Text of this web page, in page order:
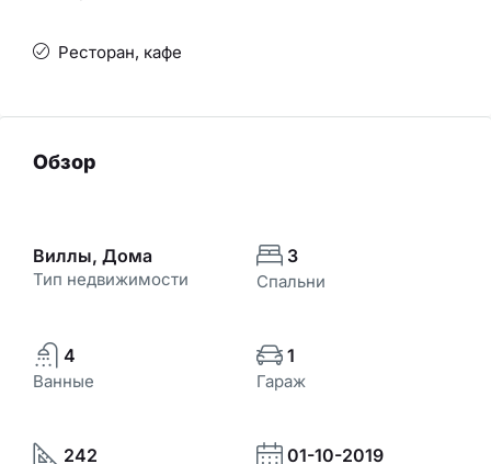
Ресторан, кафе
Обзор
Виллы, Дома
Тип недвижимости
3
Спальни
4
Ванные
1
Гараж
242 01-10-2019